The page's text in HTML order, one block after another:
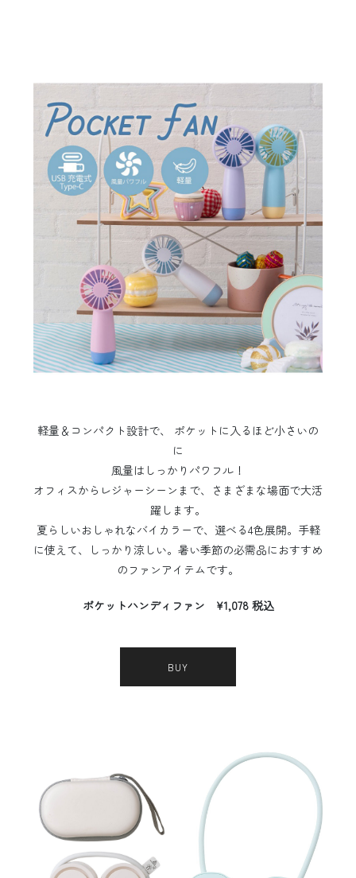
軽量＆コンパクト設計で、 ポケットに入るほど小さいの
に
風量はしっかりパワフル！
オフィスからレジャーシーンまで、さまざまな場面で大活
躍します。
夏らしいおしゃれなバイカラーで、選べる4色展開。手軽
に使えて、しっかり涼しい。暑い季節の必需品におすすめ
のファンアイテムです。
ポケットハンディファン ¥1,078 税込
BUY